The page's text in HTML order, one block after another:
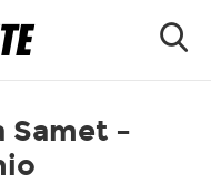
Samet –